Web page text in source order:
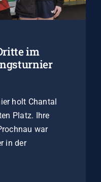
im
holt Chantal
Platz. Ihre
war
in der